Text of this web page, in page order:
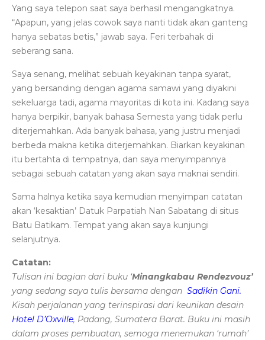
Yang saya telepon saat saya berhasil mengangkatnya.
“Apapun, yang jelas cowok saya nanti tidak akan ganteng
hanya sebatas betis,” jawab saya. Feri terbahak di
seberang sana.
Saya senang, melihat sebuah keyakinan tanpa syarat,
yang bersanding dengan agama samawi yang diyakini
sekeluarga tadi, agama mayoritas di kota ini. Kadang saya
hanya berpikir, banyak bahasa Semesta yang tidak perlu
diterjemahkan. Ada banyak bahasa, yang justru menjadi
berbeda makna ketika diterjemahkan. Biarkan keyakinan
itu bertahta di tempatnya, dan saya menyimpannya
sebagai sebuah catatan yang akan saya maknai sendiri.
Sama halnya ketika saya kemudian menyimpan catatan
akan ‘kesaktian’ Datuk Parpatiah Nan Sabatang di situs
Batu Batikam. Tempat yang akan saya kunjungi
selanjutnya.
Catatan:
Tulisan ini bagian dari buku ‘Minangkabau Rendezvouz’
yang sedang saya tulis bersama dengan Sadikin Gani.
Kisah perjalanan yang terinspirasi dari keunikan desain
Hotel D’Oxville, Padang, Sumatera Barat. Buku ini masih
dalam proses pembuatan, semoga menemukan ‘rumah’